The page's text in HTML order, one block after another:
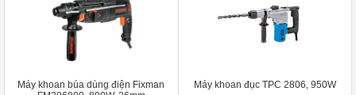
Máy khoan búa dùng điện Fixman
Máy khoan đục TPC 2806, 950W